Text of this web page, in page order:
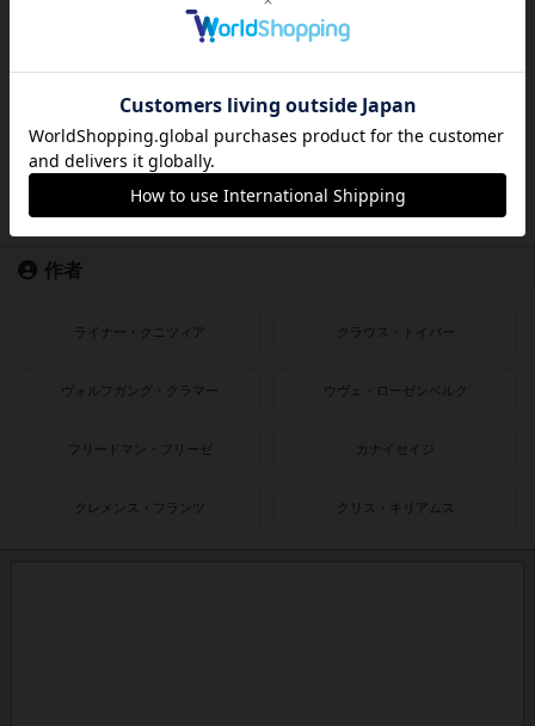
2000〜2010年 1990〜2000年
1980〜1990年 1950〜1980年
作者
ライナー・クニツィア クラウス・トイバー
ヴォルフガング・クラマー ウヴェ・ローゼンベルク
フリードマン・フリーゼ カナイセイジ
クレメンス・フランツ クリス・キリアムス